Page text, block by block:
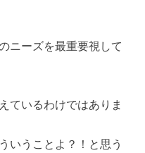
ニーズを最重要視して
ているわけではありま
いうことよ？！と思う